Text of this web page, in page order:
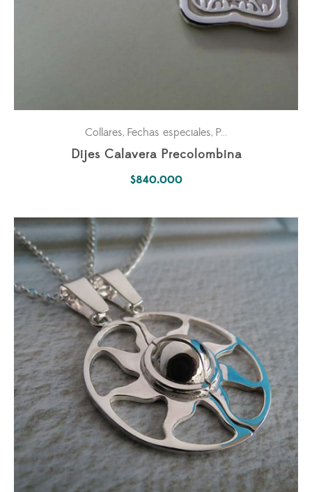
Collares, Fechas especiales, Para los dos
Dijes Calavera Precolombina
$840.000